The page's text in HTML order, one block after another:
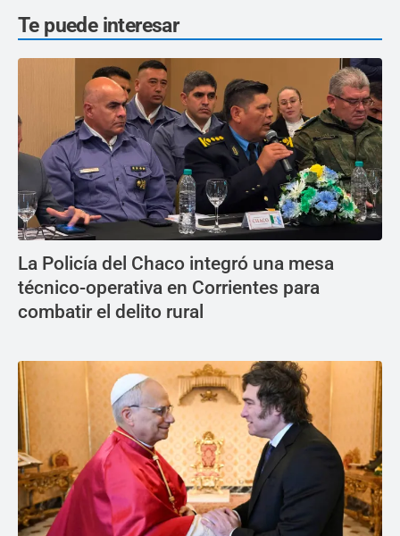
Te puede interesar
La Policía del Chaco integró una mesa
técnico-operativa en Corrientes para
combatir el delito rural